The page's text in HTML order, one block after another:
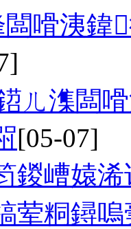
嗗洟鍏
ㄦ潗闆
[05-07]
鍐嶆媴浠
荤粡鐞